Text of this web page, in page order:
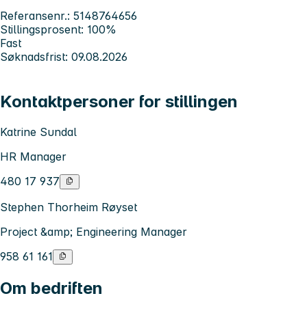
Referansenr.: 5148764656
Stillingsprosent: 100%
Fast
Søknadsfrist: 09.08.2026
Kontaktpersoner for stillingen
Katrine Sundal
HR Manager
480 17 937
Stephen Thorheim Røyset
Project &amp; Engineering Manager
958 61 161
Om bedriften